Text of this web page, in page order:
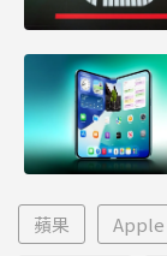
蘋果 Apple